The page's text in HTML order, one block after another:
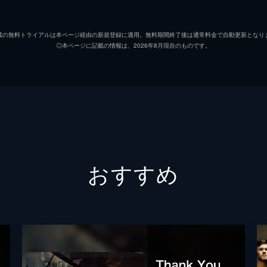
無料トライアルは本ページ経由の新規登録に適用。無料期間終了後は通常料金で自動更新となり
◎本ページに記載の情報は、2026年8月現在のものです。
おすすめ